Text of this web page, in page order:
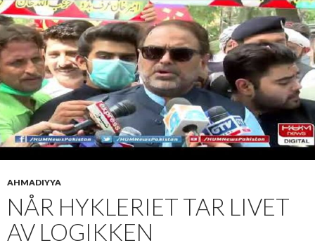
AHMADIYYA
NÅR HYKLERIET TAR LIVET
AV LOGIKKEN